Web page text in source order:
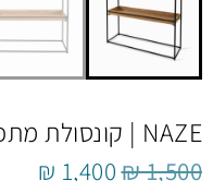
NAZE | קונסולת מתכת בשילוב עץ
₪1,500
₪ 1,400